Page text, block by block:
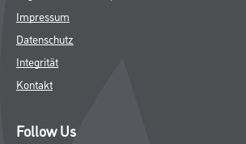
Impressum
Datenschutz
Integrität
Kontakt
Follow Us